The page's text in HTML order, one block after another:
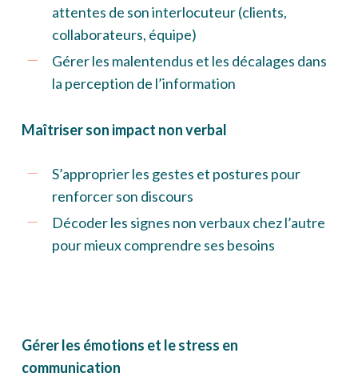
attentes de son interlocuteur (clients,
collaborateurs, équipe)
Gérer les malentendus et les décalages dans
la perception de l’information
Maîtriser son impact non verbal
S’approprier les gestes et postures pour
renforcer son discours
Décoder les signes non verbaux chez l’autre
pour mieux comprendre ses besoins
Gérer les émotions et le stress en
communication